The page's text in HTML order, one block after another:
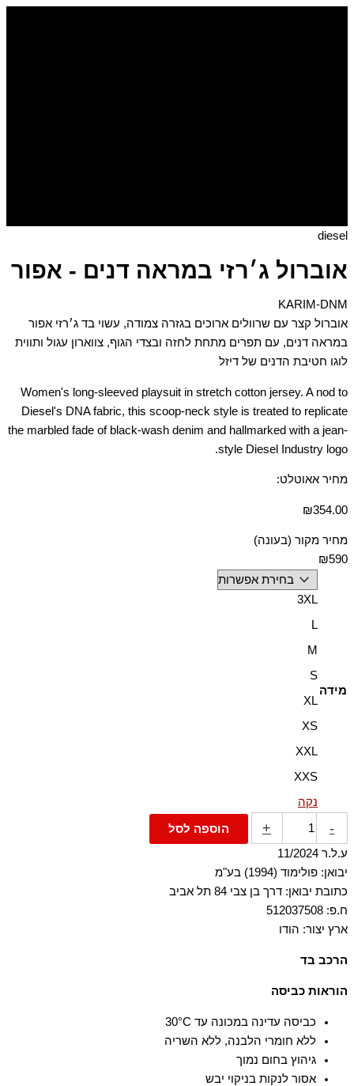
דילוג
diesel
אוברול ג׳רזי במראה דנים - אפור
KARIM-DNM
אוברול קצר עם שרוולים ארוכים בגזרה צמודה, עשוי בד ג׳רזי אפור
במראה דנים, עם תפרים מתחת לחזה ובצדי הגוף, צווארון עגול ותווית
לוגו חטיבת הדנים של דיזל
Women's long-sleeved playsuit in stretch cotton jersey. A nod to
Diesel's DNA fabric, this scoop-neck style is treated to replicate
the marbled fade of black-wash denim and hallmarked with a jean-
style Diesel Industry logo.
מחיר אאוטלט:
₪354.00
מחיר מקור (בעונה)
₪590
מידה
3XL
L
M
S
XL
XS
XXL
XXS
נקה
-
כמות
+
הוספה לסל
ע.ל.ר 11/2024
יבואן: פולימוד (1994) בע"מ
כתובת יבואן: דרך בן צבי 84 תל אביב
ח.פ: 512037508
ארץ יצור: הודו
הרכב בד
הוראות כביסה
כביסה עדינה במכונה עד ‎30°C
ללא חומרי הלבנה, ללא השריה
גיהוץ בחום נמוך
אסור לנקות בניקוי יבש